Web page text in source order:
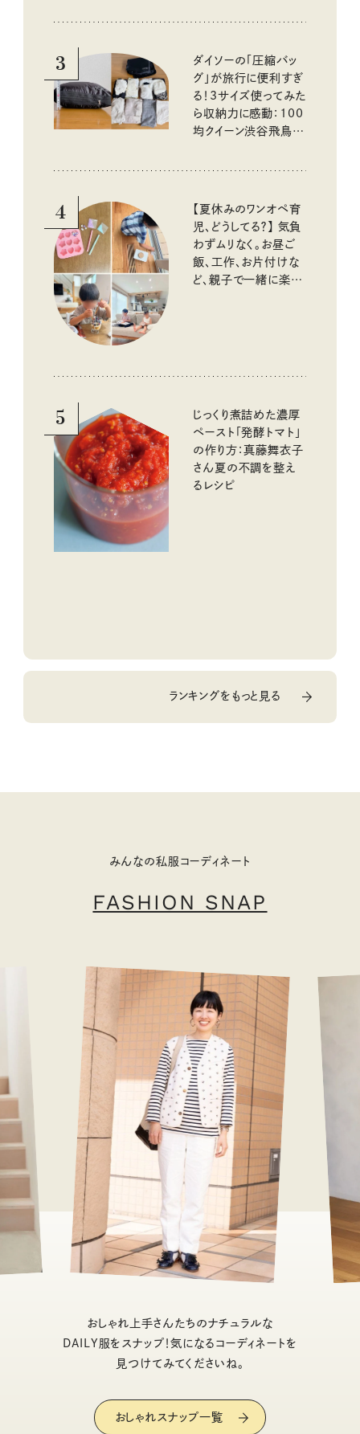
3
ダイソーの「圧縮バッ
グ」が旅行に便利すぎ
る！3サイズ使ってみた
ら収納力に感動：100
均クイーン渋谷飛鳥の
4
【夏休みのワンオペ育
児、どうしてる？】 気負
わずムリなく。お昼ご
飯、工作、お片付けな
ど、親子で一緒に楽し
5
じっくり煮詰めた濃厚
ペースト「発酵トマト」
の作り方：真藤舞衣子
さん夏の不調を整え
るレシピ
ランキングをもっと見る
みんなの私服コーディネート
FASHION SNAP
おしゃれ上手さんたちのナチュラルな
DAILY服をスナップ！気になるコーディネートを
見つけてみてくださいね。
おしゃれスナップ一覧